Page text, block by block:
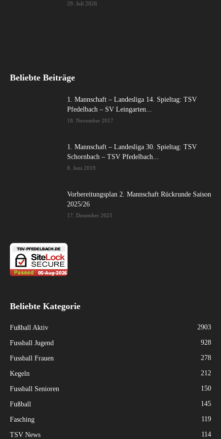
29. Juli 2026
Beliebte Beiträge
1. Mannschaft – Landesliga 14. Spieltag: TSV
Pfedelbach – SV Leingarten...
18. November 2017
1. Mannschaft – Landesliga 30. Spieltag: TSV
Schornbach – TSV Pfedelbach...
8. Juni 2019
Vorbereitungsplan 2. Mannschaft Rückrunde Saison
2025/26
17. Dezember 2025
Beliebte Kategorie
Fußball Aktiv 2903
Fussball Jugend 928
Fussball Frauen 278
Kegeln 212
Fussball Senioren 150
Fußball 145
Fasching 119
TSV News 114